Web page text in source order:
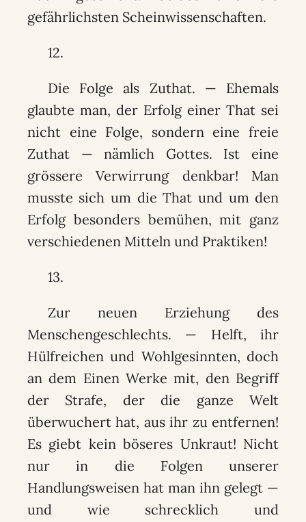
gefährlichsten Scheinwissenschaften.
12.
Die Folge als Zuthat. — Ehemals
glaubte man, der Erfolg einer That sei
nicht eine Folge, sondern eine freie
Zuthat — nämlich Gottes. Ist eine
grössere Verwirrung denkbar! Man
musste sich um die That und um den
Erfolg besonders bemühen, mit ganz
verschiedenen Mitteln und Praktiken!
13.
Zur neuen Erziehung des
Menschengeschlechts. — Helft, ihr
Hülfreichen und Wohlgesinnten, doch
an dem Einen Werke mit, den Begriff
der Strafe, der die ganze Welt
überwuchert hat, aus ihr zu entfernen!
Es giebt kein böseres Unkraut! Nicht
nur in die Folgen unserer
Handlungsweisen hat man ihn gelegt —
und wie schrecklich und